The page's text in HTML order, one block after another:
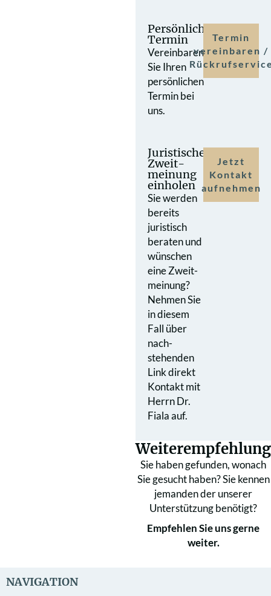
NAVIGATION
Persönlicher
Termin
Vereinbaren
Sie Ihren
persönlichen
Termin bei
uns.
Termin
vereinbaren /
Juristische
Zweit­
meinung
einholen
Sie werden
bereits
juristisch
beraten und
wünschen
eine Zweit­
meinung?
Nehmen Sie
in diesem
Fall über
nach­
stehenden
Link direkt
Kontakt mit
Herrn Dr.
Fiala auf.
Jetzt
Kontakt
aufnehmen
Weiterempfehlung
Sie haben gefunden, wonach
Sie gesucht haben? Sie kennen
jemanden der unserer
Unterstützung benötigt?
Empfehlen Sie uns gerne
weiter.